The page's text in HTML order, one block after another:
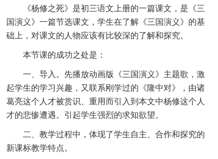
《杨修之死》是初三语文上册的一篇课文，是《三
国演义》一篇节选课文，学生在了解《三国演义》的基
础上，对课文的人物应该有比较深的了解和探究。
本节课的成功之处是：
一、导入。先播放动画版《三国演义》主题歌，激
起学生的学习兴趣，又联系刚学过的《隆中对》，由诸
葛亮这个人才被赏识、重用而引入到本文中杨修这个人
才的悲惨遭遇。引起学生强烈的求知欲望。
二、教学过程中，体现了学生自主、合作和探究的
新课标教学特点。